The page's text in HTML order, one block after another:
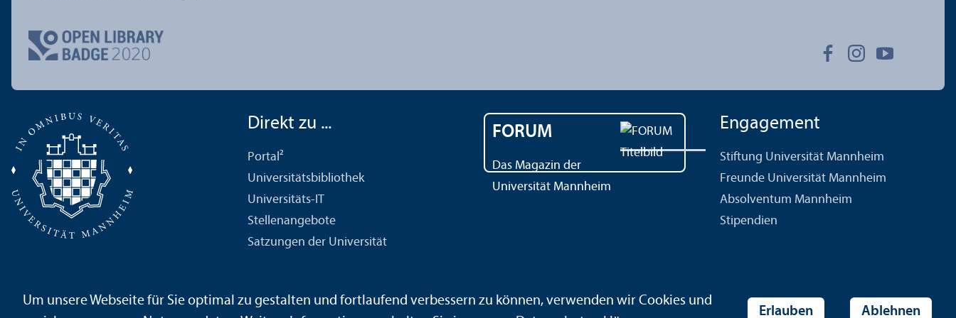
Direkt zu ...
Portal²
Universitäts­bibliothek
Universitäts-IT
Stellenangebote
Satzungen der Universität
FORUM
Das Magazin der
Universität Mannheim
Engagement
Stiftung Universität Mannheim
Freunde Universität Mannheim
Absolventum Mannheim
Stipendien
Impressum Datenschutz­erklärung Sitemap
Um unsere Webseite für Sie optimal zu gestalten und fortlaufend verbessern zu können, verwenden wir Cookies und
Erlauben Ablehnen